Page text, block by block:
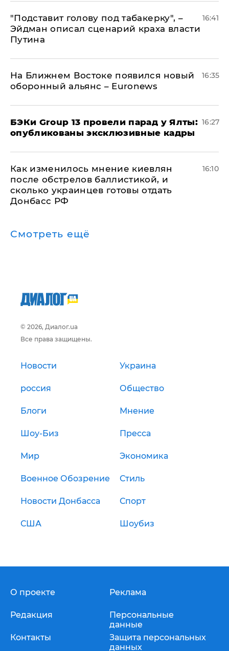
​"Подставит голову под табакерку", –
Эйдман описал сценарий краха власти
Путина
16:41
На Ближнем Востоке появился новый
оборонный альянс – Euronews
16:35
​БЭКи Group 13 провели парад у Ялты:
опубликованы эксклюзивные кадры
16:27
Как изменилось мнение киевлян
после обстрелов баллистикой, и
сколько украинцев готовы отдать
Донбасс РФ
16:10
Смотреть ещё
© 2026, Диалог.ua
Все права защищены.
Новости Украина
россия Общество
Блоги Мнение
Шоу-Биз Пресса
Мир Экономика
Военное Обозрение Стиль
Новости Донбасса Спорт
США Шоубиз
О проекте
Редакция
Контакты
Реклама
Персональные
данные
Защита персональных
данных